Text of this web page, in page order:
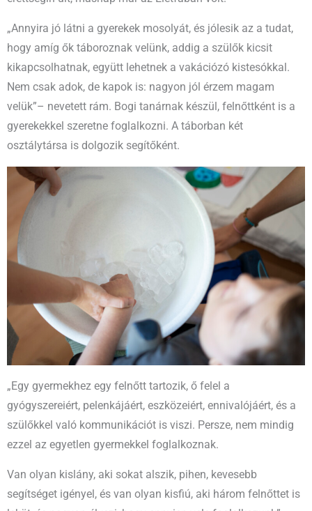
„Annyira jó látni a gyerekek mosolyát, és jólesik az a tudat,
hogy amíg ők táboroznak velünk, addig a szülők kicsit
kikapcsolhatnak, együtt lehetnek a vakációzó kistesókkal.
Nem csak adok, de kapok is: nagyon jól érzem magam
velük”– nevetett rám. Bogi tanárnak készül, felnőttként is a
gyerekekkel szeretne foglalkozni. A táborban két
osztálytársa is dolgozik segítőként.
„Egy gyermekhez egy felnőtt tartozik, ő felel a
gyógyszereiért, pelenkájáért, eszközeiért, ennivalójáért, és a
szülőkkel való kommunikációt is viszi. Persze, nem mindig
ezzel az egyetlen gyermekkel foglalkoznak.
Van olyan kislány, aki sokat alszik, pihen, kevesebb
segítséget igényel, és van olyan kisfiú, aki három felnőttet is